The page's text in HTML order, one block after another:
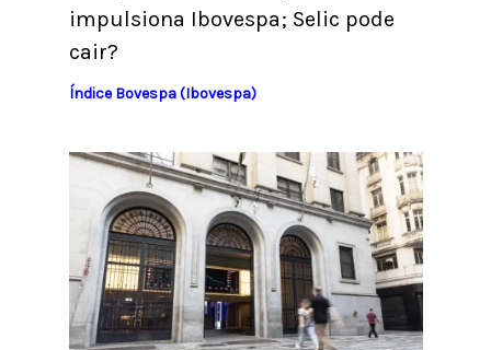
impulsiona Ibovespa; Selic pode
cair?
Índice Bovespa (Ibovespa)